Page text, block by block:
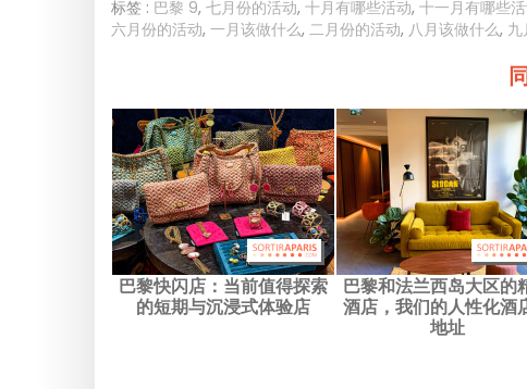
标签 : 巴黎 9, 七月份的活动, 十月有哪些活动, 十一月有哪些
六月份的活动, 一月该做什么, 二月份的活动, 八月该做什么,
巴黎快闪店：当前值得探索
的短期与沉浸式体验店
巴黎和法兰西岛大区的
酒店，我们的人性化酒
地址